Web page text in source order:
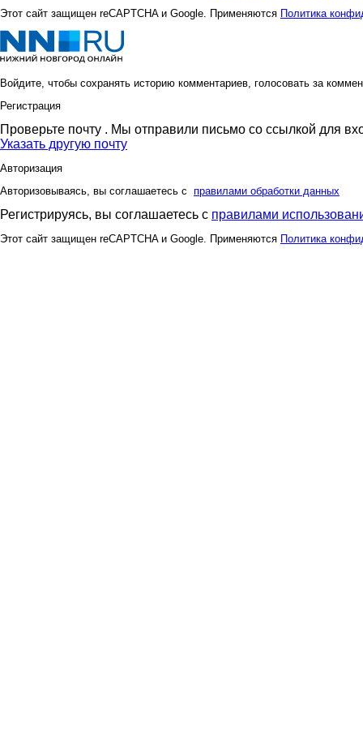
Этот сайт защищен reCAPTCHA и Google. Применяются Политика
Войдите, чтобы сохранять историю комментариев, голосовать за
Регистрация
Проверьте почту . Мы отправили письмо со ссылкой для
Указать другую почту
Авторизация
Авторизовываясь, вы соглашаетесь с правилами обработки данных
Регистрируясь, вы соглашаетесь с правилами
Этот сайт защищен reCAPTCHA и Google. Применяются Политика